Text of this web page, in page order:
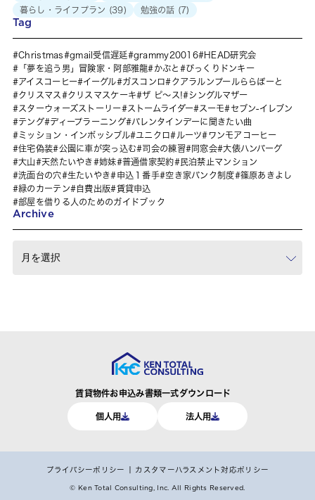
暮らし・ライフプラン (39) 勉強の話 (7)
Tag
Christmas gmail受信遅延 grammy20016
HEAD研究会
「夢を追う男」冒険家・阿部雅龍
かぶと
びっくりドンキー
アイスコーヒー
イーグル ガスコンロ
クアラルンプールららぽーと
クリスマス
クリスマスケーキ ザ ピ〜ス!
シングルマザー
スターウォーズストーリー
ストームライダー スーモ
セブン-イレブン
テング
ディープラーニング
バレンタインデーに聞きたい曲
ミッション・インポッシブル
ユニクロ ルーツ
ワンモアコーヒー
住宅偽装
公園に車が突っ込む 司会の練習 同窓会
大俵ハンバーグ
大山
天然たいやき 姉妹 普通借家契約
民泊禁止マンション
洗面台の穴
生たいやき 申込１番手 空き家バンク制度
篠原あきよし
緑のカーテン
自費出版
賃貸申込
部屋を借りる人のためのガイドブック
Archive
賃貸物件お申込み書類一式ダウンロード
個人用 法人用
プライバシーポリシー カスタマーハラスメント対応ポリシー
© Ken Total Consulting, Inc. All Rights Reserved.